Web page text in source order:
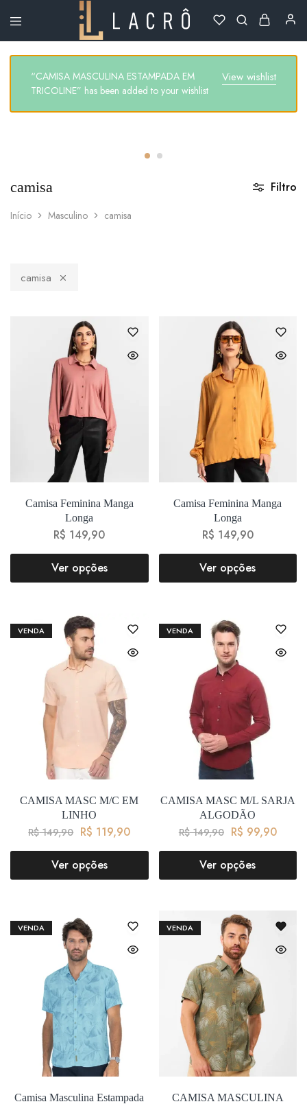
Lacrô
Wear
View wishlist
“CAMISA MASCULINA ESTAMPADA EM
TRICOLINE” has been added to your wishlist
camisa
Início Masculino camisa
Filtro
camisa
Camisa Feminina Manga
Longa
R$ 149,90
Ver opções
Camisa Feminina Manga
Longa
R$ 149,90
Ver opções
VENDA
CAMISA MASC M/C EM
LINHO
R$149,90 R$ 119,90
Ver opções
VENDA
CAMISA MASC M/L SARJA
ALGODÃO
R$149,90 R$ 99,90
Ver opções
VENDA
Camisa Masculina Estampada
VENDA
CAMISA MASCULINA